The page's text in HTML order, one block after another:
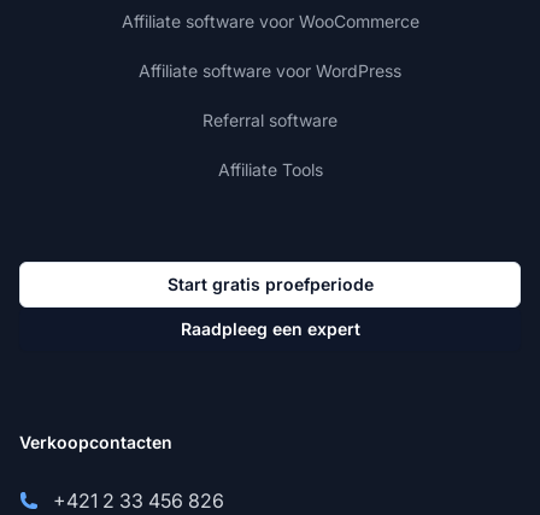
Affiliate software voor WooCommerce
Affiliate software voor WordPress
Referral software
Affiliate Tools
Start gratis proefperiode
Raadpleeg een expert
Verkoopcontacten
+421 2 33 456 826